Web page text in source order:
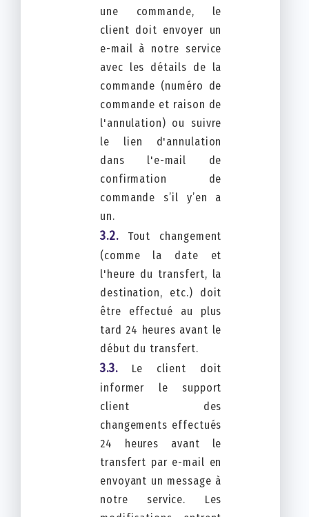
une commande, le
client doit envoyer un
e-mail à notre service
avec les détails de la
commande (numéro de
commande et raison de
l'annulation) ou suivre
le lien d'annulation
dans l'e-mail de
confirmation de
commande s’il y’en a
un.
Tout changement
(comme la date et
l'heure du transfert, la
destination, etc.) doit
être effectué au plus
tard 24 heures avant le
début du transfert.
Le client doit
informer le support
client des
changements effectués
24 heures avant le
transfert par e-mail en
envoyant un message à
notre service. Les